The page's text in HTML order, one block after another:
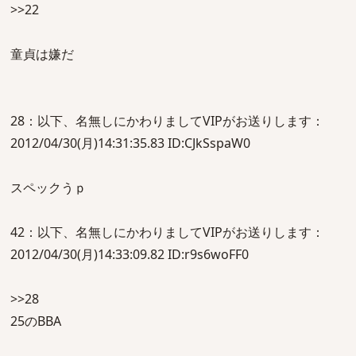
>>22
童貞は嫌だ
28：以下、名無しにかわりましてVIPがお送りします：
2012/04/30(月)14:31:35.83 ID:CJkSspaW0
スペックうｐ
42：以下、名無しにかわりましてVIPがお送りします：
2012/04/30(月)14:33:09.82 ID:r9s6woFF0
>>28
25のBBA